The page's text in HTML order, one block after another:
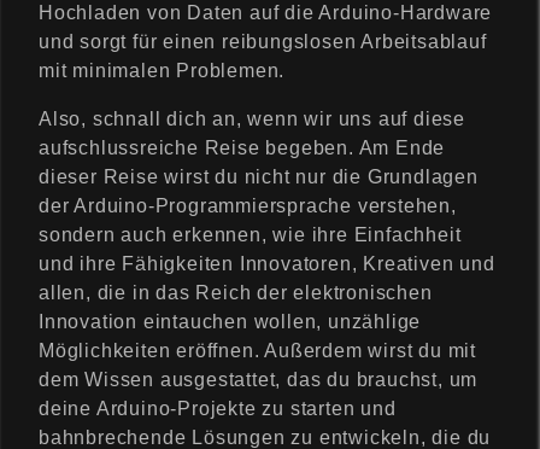
Hochladen von Daten auf die Arduino-Hardware
und sorgt für einen reibungslosen Arbeitsablauf
mit minimalen Problemen.
Also, schnall dich an, wenn wir uns auf diese
aufschlussreiche Reise begeben. Am Ende
dieser Reise wirst du nicht nur die Grundlagen
der Arduino-Programmiersprache verstehen,
sondern auch erkennen, wie ihre Einfachheit
und ihre Fähigkeiten Innovatoren, Kreativen und
allen, die in das Reich der elektronischen
Innovation eintauchen wollen, unzählige
Möglichkeiten eröffnen. Außerdem wirst du mit
dem Wissen ausgestattet, das du brauchst, um
deine Arduino-Projekte zu starten und
bahnbrechende Lösungen zu entwickeln, die du